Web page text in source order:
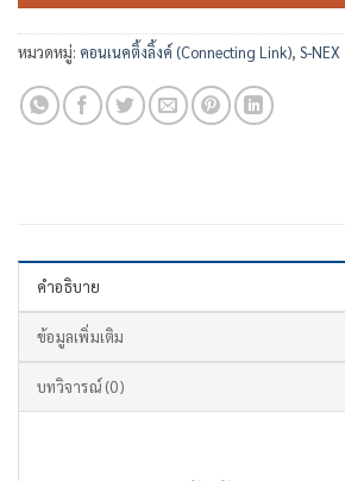
หมวดหมู่: คอนเนคติ้งลิ้งค์ (Connecting Link), S-NEX
คำอธิบาย
ข้อมูลเพิ่มเติม
บทวิจารณ์ (0)